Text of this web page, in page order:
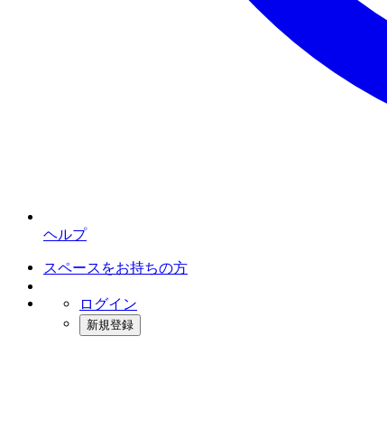
ヘルプ
スペースをお持ちの方
ログイン
新規登録